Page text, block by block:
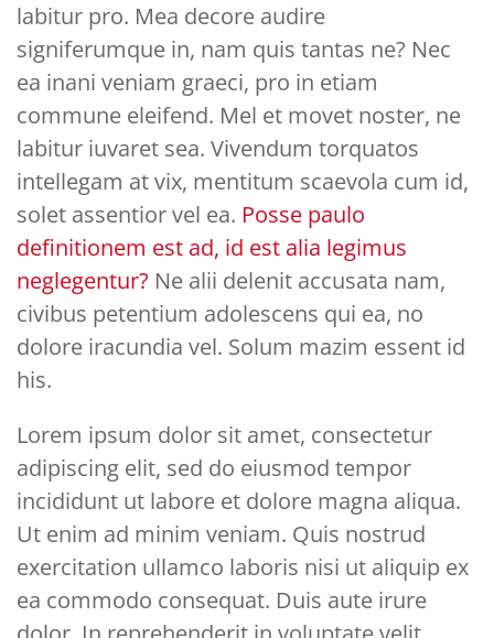
labitur pro. Mea decore audire
signiferumque in, nam quis tantas ne? Nec
ea inani veniam graeci, pro in etiam
commune eleifend. Mel et movet noster, ne
labitur iuvaret sea. Vivendum torquatos
intellegam at vix, mentitum scaevola cum id,
solet assentior vel ea. Posse paulo
definitionem est ad, id est alia legimus
neglegentur? Ne alii delenit accusata nam,
civibus petentium adolescens qui ea, no
dolore iracundia vel. Solum mazim essent id
his.
Lorem ipsum dolor sit amet, consectetur
adipiscing elit, sed do eiusmod tempor
incididunt ut labore et dolore magna aliqua.
Ut enim ad minim veniam. Quis nostrud
exercitation ullamco laboris nisi ut aliquip ex
ea commodo consequat. Duis aute irure